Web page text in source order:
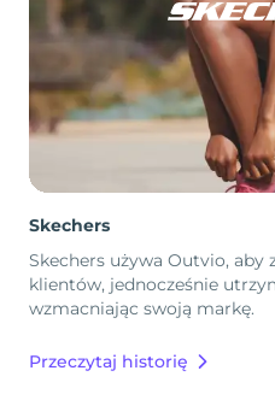
Skechers
Skechers używa Outvio,
klientów, jednocześnie
wzmacniając swoją markę.
Przeczytaj historię